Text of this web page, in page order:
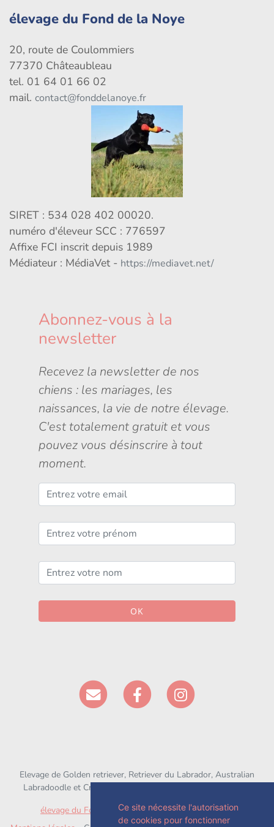
élevage du Fond de la Noye
20, route de Coulommiers
77370 Châteaubleau
tel. 01 64 01 66 02
mail. contact@fonddelanoye.fr
SIRET : 534 028 402 00020.
numéro d'éleveur SCC : 776597
Affixe FCI inscrit depuis 1989
Médiateur : MédiaVet - https://mediavet.net/
Abonnez-vous à la
newsletter
Recevez la newsletter de nos
chiens : les mariages, les
naissances, la vie de notre élevage.
C'est totalement gratuit et vous
pouvez vous désinscrire à tout
moment.
OK
Elevage de Golden retriever, Retriever du Labrador, Australian
Labradoodle et Croisé depuis 1994 situé en Seine-et-Marne
élevage du Fond de la Noye surchien-et-chiot.com
Ce site nécessite l'autorisation
de cookies pour fonctionner